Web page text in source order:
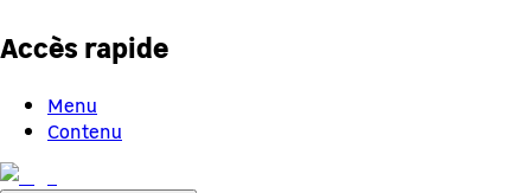
Accès rapide
Menu
Contenu